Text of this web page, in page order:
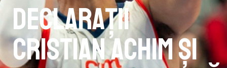
Declarații
Cristian Achim și